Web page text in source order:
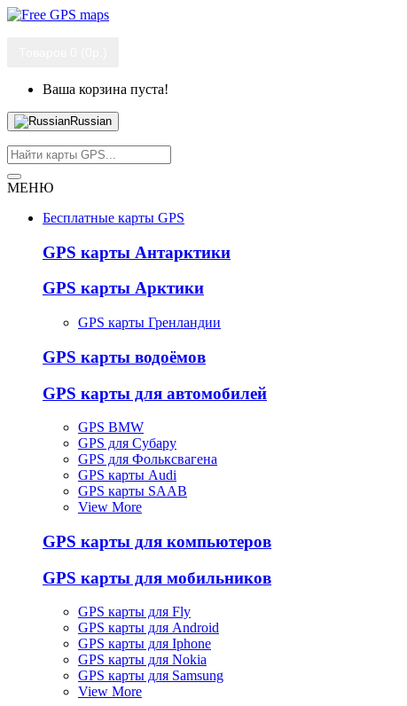
Ваша корзина пуста!
Russian
МЕНЮ
Бесплатные карты GPS
GPS карты Антарктики
GPS карты Арктики
GPS карты Гренландии
GPS карты водоёмов
GPS карты для автомобилей
GPS BMW
GPS для Субару
GPS для Фольксвагена
GPS карты Audi
GPS карты SAAB
View More
GPS карты для компьютеров
GPS карты для мобильников
GPS карты для Fly
GPS карты для Android
GPS карты для Iphone
GPS карты для Nokia
GPS карты для Samsung
View More